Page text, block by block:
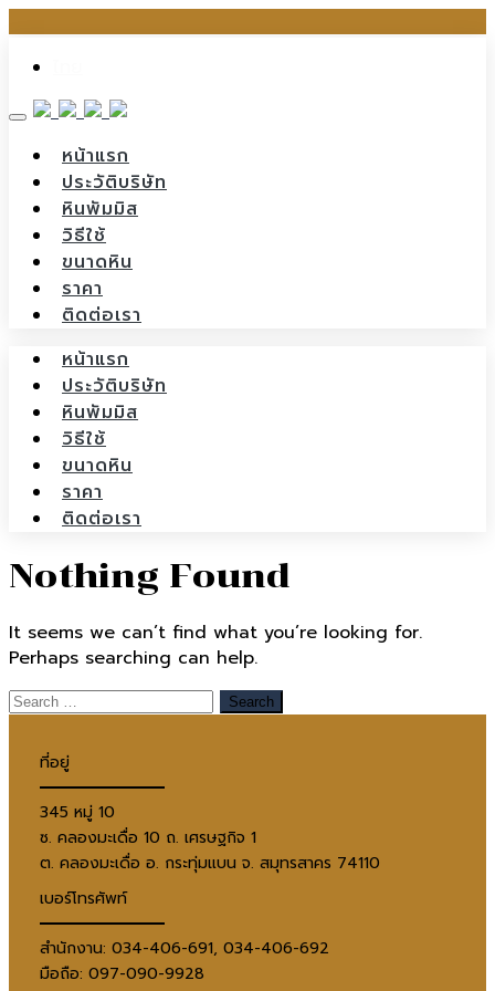
content
หน้าแรก
ประวัติบริษัท
หินพัมมิส
วิธีใช้
ขนาดหิน
ราคา
ติดต่อเรา
หน้าแรก
ประวัติบริษัท
หินพัมมิส
วิธีใช้
ขนาดหิน
ราคา
ติดต่อเรา
Nothing Found
It seems we can’t find what you’re looking for.
Perhaps searching can help.
ที่อยู่
345 หมู่ 10
ซ. คลองมะเดื่อ 10 ถ. เศรษฐกิจ 1
ต. คลองมะเดื่อ อ. กระทุ่มแบน จ. สมุทรสาคร 74110
เบอร์โทรศัพท์
สำนักงาน: 034-406-691, 034-406-692
มือถือ: 097-090-9928